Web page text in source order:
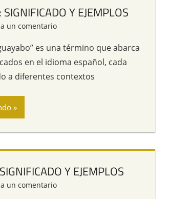
Y EJEMPLOS
un comentario
es una término que abarca
en el idioma español, cada
a diferentes contextos
Y EJEMPLOS
un comentario